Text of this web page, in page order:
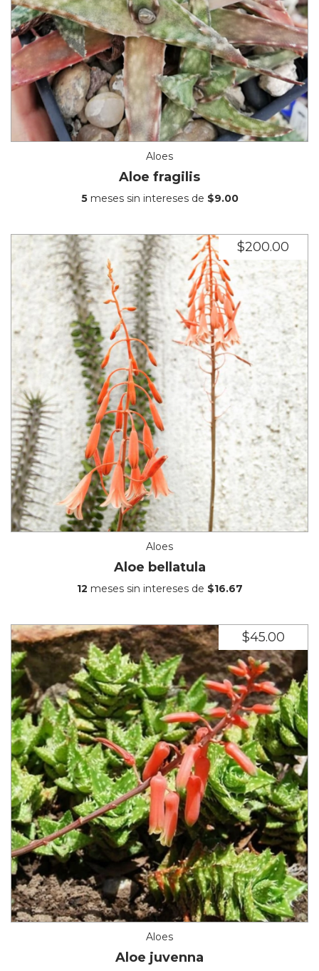
Aloes
Aloe fragilis
5meses sin intereses de $9.00
$200.00
Aloes
Aloe bellatula
12 meses sin intereses de $16.67
$45.00
Aloes
Aloe juvenna